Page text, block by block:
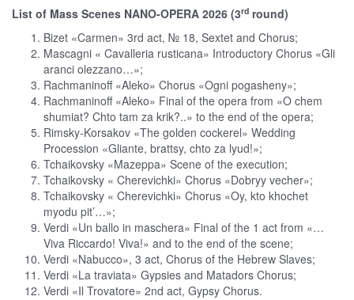
List of Mass Scenes NANO-OPERA 2026 (3rd round)
Bizet «Carmen» 3rd act, № 18, Sextet and Chorus;
Mascagni « Cavalleria rusticana» Introductory Chorus «Gli
aranci olezzano…»;
Rachmaninoff «Aleko» Chorus «Ogni pogasheny»;
Rachmaninoff «Aleko» Final of the opera from «O chem
shumiat? Chto tam za krik?..» to the end of the opera;
Rimsky-Korsakov «The golden cockerel» Wedding
Procession «Gliante, brattsy, chto za lyud!»;
Tchaikovsky «Mazeppa» Scene of the execution;
Tchaikovsky « Cherevichki» Chorus «Dobryy vecher»;
Tchaikovsky « Cherevichki» Chorus «Oy, kto khochet
myodu pit’…»;
Verdi «Un ballo in maschera» Final of the 1 act from «…
Viva Riccardo! Viva!» and to the end of the scene;
Verdi «Nabucco», 3 act, Chorus of the Hebrew Slaves;
Verdi «La traviata» Gypsies and Matadors Chorus;
Verdi «Il Trovatore» 2nd act, Gypsy Chorus.